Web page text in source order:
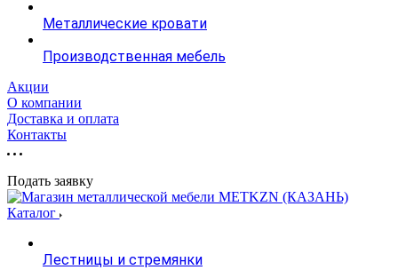
Металлические кровати
Производственная мебель
Акции
О компании
Доставка и оплата
Контакты
Подать заявку
Каталог
Лестницы и стремянки